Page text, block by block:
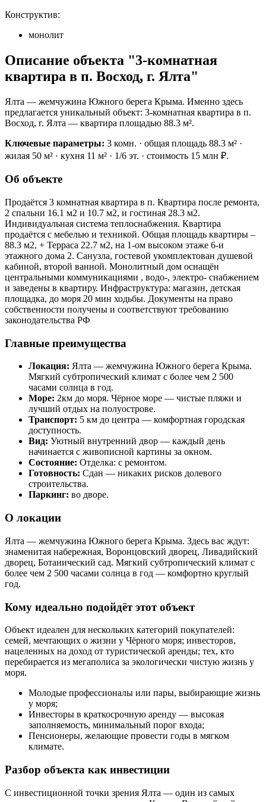
Конструктив:
монолит
Описание объекта "3-комнатная
квартира в п. Восход, г. Ялта"
Ялта — жемчужина Южного берега Крыма. Именно здесь
предлагается уникальный объект: 3-комнатная квартира в п.
Восход, г. Ялта — квартира площадью 88.3 м².
Ключевые параметры: 3 комн. · общая площадь 88.3 м² ·
жилая 50 м² · кухня 11 м² · 1/6 эт. · стоимость 15 млн ₽.
Об объекте
Продаётся 3 комнатная квартира в п. Квартира после ремонта,
2 спальни 16.1 м2 и 10.7 м2, и гостиная 28.3 м2.
Индивидуальная система теплоснабжения. Квартира
продаётся с мебелью и техникой. Общая площадь квартиры –
88.3 м2, + Терраса 22.7 м2, на 1-ом высоком этаже 6-и
этажного дома 2. Санузла, гостевой укомплектован душевой
кабиной, второй ванной. Монолитный дом оснащён
центральными коммуникациями , водо-, электро- снабжением
и заведены в квартиру. Инфраструктура: магазин, детская
площадка, до моря 20 мин ходьбы. Документы на право
собственности получены и соответствуют требованию
законодательства РФ
Главные преимущества
Локация: Ялта — жемчужина Южного берега Крыма.
Мягкий субтропический климат с более чем 2 500
часами солнца в год.
Море: 2км до моря. Чёрное море — чистые пляжи и
лучший отдых на полуострове.
Транспорт: 5 км до центра — комфортная городская
доступность.
Вид: Уютный внутренний двор — каждый день
начинается с живописной картины за окном.
Состояние: Отделка: с ремонтом.
Готовность: Сдан — никаких рисков долевого
строительства.
Паркинг: во дворе.
О локации
Ялта — жемчужина Южного берега Крыма. Здесь вас ждут:
знаменитая набережная, Воронцовский дворец, Ливадийский
дворец, Ботанический сад. Мягкий субтропический климат с
более чем 2 500 часами солнца в год — комфортно круглый
год.
Кому идеально подойдёт этот объект
Объект идеален для нескольких категорий покупателей:
семей, мечтающих о жизни у Чёрного моря; инвесторов,
нацеленных на доход от туристической аренды; тех, кто
перебирается из мегаполиса за экологически чистую жизнь у
моря.
Молодые профессионалы или пары, выбирающие жизнь
у моря;
Инвесторы в краткосрочную аренду — высокая
заполняемость, минимальный порог входа;
Пенсионеры, желающие провести годы в мягком
климате.
Разбор объекта как инвестиции
С инвестиционной точки зрения Ялта — один из самых